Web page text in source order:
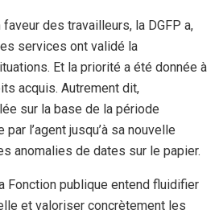
des travailleurs, la DGFP a,
services ont validé la
Et la priorité a été donnée à
acquis. Autrement dit,
sur la base de la période
l’agent jusqu’à sa nouvelle
anomalies de dates sur le papier.
Fonction publique entend fluidifier
et valoriser concrètement les